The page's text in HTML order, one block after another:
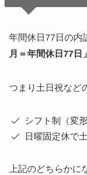
年間休日77日の内
月＝年間休日77日」
つまり土日祝など
シフト制（変
日曜固定休で
上記のどちらかに